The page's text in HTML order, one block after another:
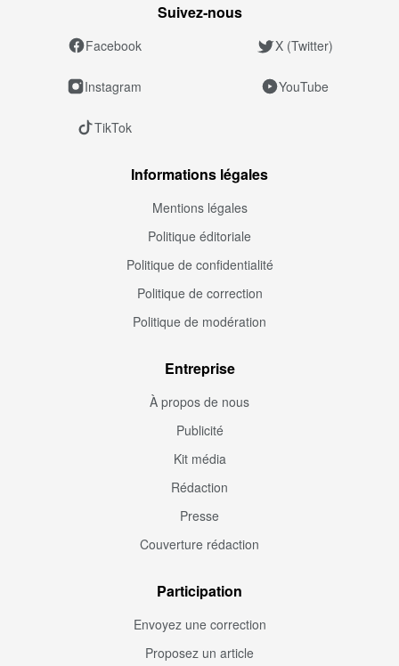
Suivez‑nous
Facebook X (Twitter)
Instagram YouTube
TikTok
Informations légales
Mentions légales
Politique éditoriale
Politique de confidentialité
Politique de correction
Politique de modération
Entreprise
À propos de nous
Publicité
Kit média
Rédaction
Presse
Couverture rédaction
Participation
Envoyez une correction
Proposez un article